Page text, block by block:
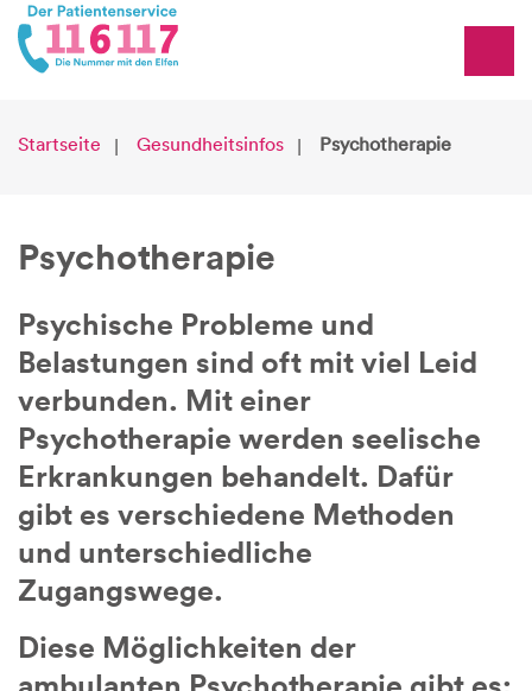
Startseite Gesundheitsinfos Psychotherapie
Psychotherapie
Psychische Probleme und
Belastungen sind oft mit viel Leid
verbunden. Mit einer
Psychotherapie werden seelische
Erkrankungen behandelt. Dafür
gibt es verschiedene Methoden
und unterschiedliche
Zugangswege.
Diese Möglichkeiten der